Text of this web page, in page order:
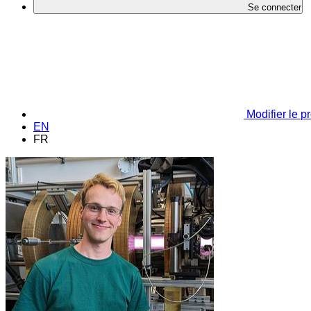
Se connecter
Modifier le
EN
FR